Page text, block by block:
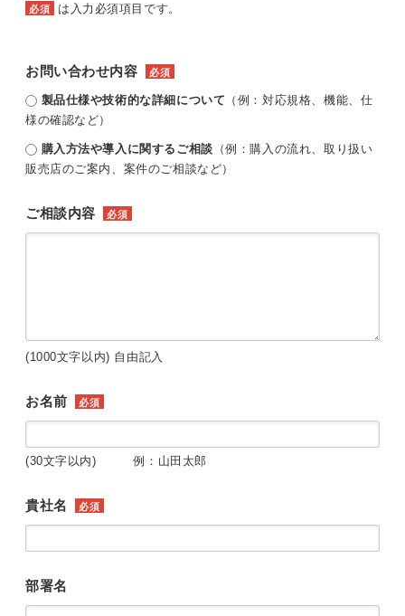
必須 は入力必須項目です。
お問い合わせ内容 必須
製品仕様や技術的な詳細について （例：対応規格、機能、仕
様の確認など）
購入方法や導入に関するご相談 （例：購入の流れ、取り扱い
販売店のご案内、案件のご相談など）
ご相談内容 必須
(1000文字以内) 自由記入
お名前 必須
(30文字以内) 例：山田太郎
貴社名 必須
部署名